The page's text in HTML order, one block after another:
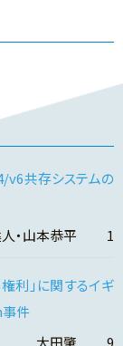
v6共存システムの
人・山本恭平 1
利」に関するイギ
件
大田肇 9